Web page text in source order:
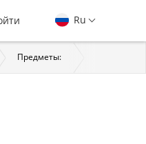
Ru
Предметы: